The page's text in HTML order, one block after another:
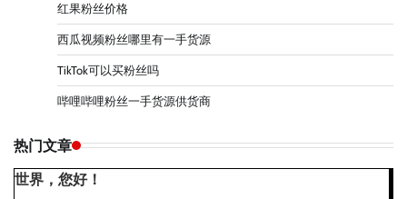
红果粉丝价格
西瓜视频粉丝哪里有一手货源
TikTok可以买粉丝吗
哔哩哔哩粉丝一手货源供货商
热门文章
世界，您好！